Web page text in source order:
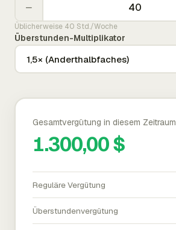
−
Üblicherweise 40 Std./Woche
Überstunden-Multiplikator
Gesamtvergütung in diesem Zeitraum
1.300,00 $
Reguläre Vergütung
Überstundenvergütung